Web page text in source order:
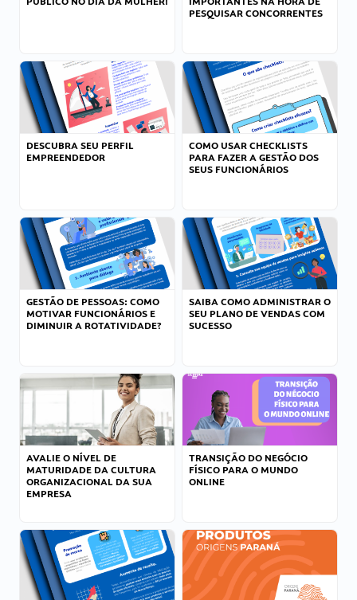
PESQUISAR CONCORRENTES
DESCUBRA SEU PERFIL
EMPREENDEDOR
COMO USAR CHECKLISTS
PARA FAZER A GESTÃO DOS
SEUS FUNCIONÁRIOS
GESTÃO DE PESSOAS: COMO
MOTIVAR FUNCIONÁRIOS E
DIMINUIR A ROTATIVIDADE?
SAIBA COMO ADMINISTRAR O
SEU PLANO DE VENDAS COM
SUCESSO
AVALIE O NÍVEL DE
MATURIDADE DA CULTURA
ORGANIZACIONAL DA SUA
EMPRESA
TRANSIÇÃO DO NEGÓCIO
FÍSICO PARA O MUNDO
ONLINE